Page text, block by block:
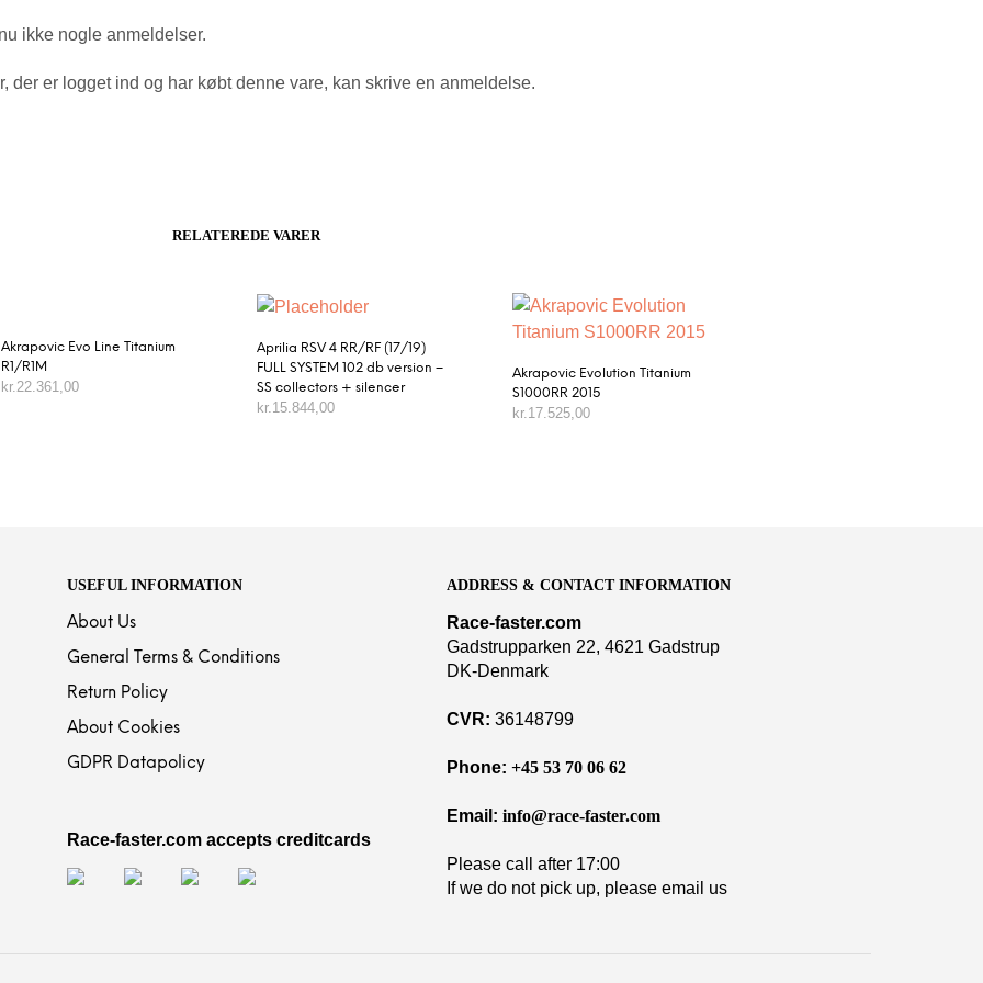
ikke nogle anmeldelser.
der er logget ind og har købt denne vare, kan skrive en anmeldelse.
RELATEREDE VARER
Akrapovic Evo Line Titanium
R1/R1M
kr.22.361,00
Aprilia RSV 4 RR/RF (17/19)
FULL SYSTEM 102 db version –
SS collectors + silencer
kr. 15.844,00
Akrapovic Evolution Titanium
S1000RR 2015
kr.17.525,00
USEFUL INFORMATION
About Us
General Terms & Conditions
Return Policy
About Cookies
GDPR Datapolicy
Race-faster.com accepts creditcards
ADDRESS & CONTACT INFORMATION
Race-faster.com
Gadstrupparken 22, 4621 Gadstrup
DK-Denmark
CVR: 36148799
Phone: +45 53 70 06 62
Email: info@race-faster.com
Please call after 17:00
If we do not pick up, please email us